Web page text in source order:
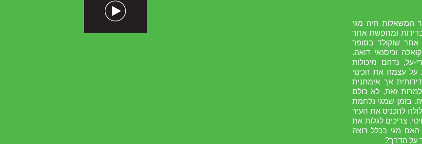
המשאלות חיה מגי
בדידות ומחפשת אחר
שוקולד בסופר
וכיסנאי דואה.
על, נדהם מיכולות
על עצמה את הכינוי
אך אימתנית
זאת, לא כולם
בזמן שמגי נלחמת
להכניס את העיר
צריכים לגלות את
האם מגי בכלל רוצה
על הדרך?